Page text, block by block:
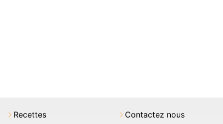
Recettes Contactez nous